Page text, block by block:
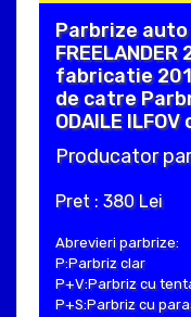
Parbrize auto
fabricatie
de catre
ODAILE
Producator
Pret : 380 Lei
Abrevieri parbrize:
P:Parbriz clar
P+V:Parbriz cu
P+S:Parbriz cu